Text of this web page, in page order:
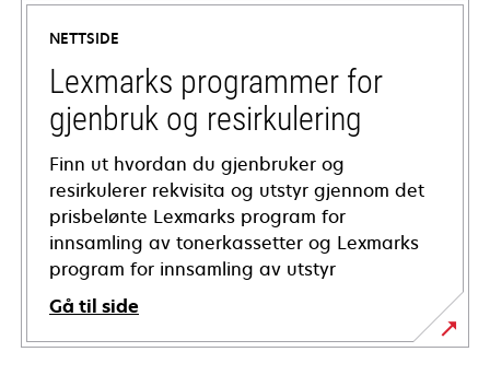
new
tab
NETTSIDE
Lexmarks programmer for
gjenbruk og resirkulering
Finn ut hvordan du gjenbruker og
resirkulerer rekvisita og utstyr gjennom det
prisbelønte Lexmarks program for
innsamling av tonerkassetter og Lexmarks
program for innsamling av utstyr
Gå til side